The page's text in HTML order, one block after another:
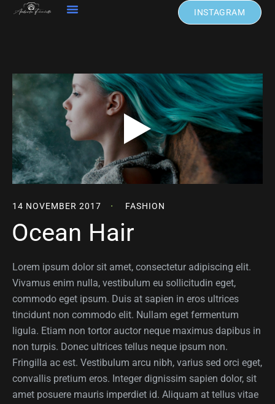
INSTAGRAM
14 NOVEMBER 2017 FASHION
Ocean Hair
Lorem ipsum dolor sit amet, consectetur adipiscing elit.
Vivamus enim nulla, vestibulum eu sollicitudin eget,
commodo eget ipsum. Duis at sapien in eros ultrices
tincidunt non commodo elit. Nullam eget fermentum
ligula. Etiam non tortor auctor neque maximus dapibus in
non turpis. Donec ultrices tellus neque ipsum non.
Fringilla ac est. Vestibulum arcu nibh, varius sed orci eget,
convallis pretium eros. Integer dignissim sapien dolor, sit
amet posuere mauris imperdiet id. Aliquam at tellus vitae